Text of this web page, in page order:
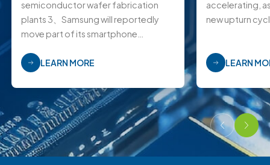
semiconductor wafer fabrication
plants 3、Samsung will reportedly
move part of its smartphone
LEARN MORE
accelerating,
new upturn
LEARN